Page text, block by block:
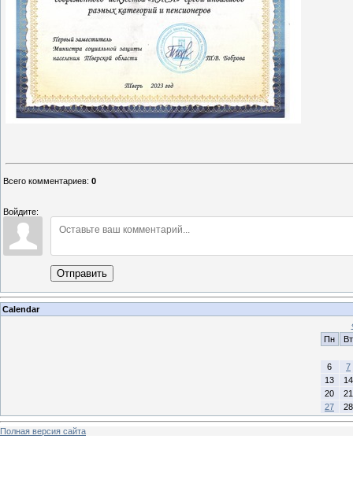
Всего комментариев: 0
Войдите:
Отправить
Calendar
Пн
Вт
6
7
13
14
20
21
27
28
Полная версия сайта